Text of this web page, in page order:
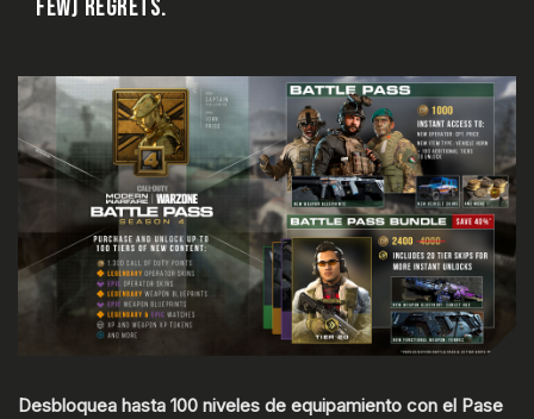
FEW) REGRETS.
Desbloquea hasta 100 niveles de equipamiento con el Pase